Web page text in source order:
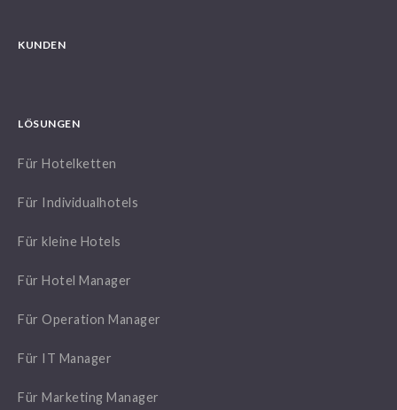
KUNDEN
LÖSUNGEN
Für Hotelketten
Für Individualhotels
Für kleine Hotels
Für Hotel Manager
Für Operation Manager
Für IT Manager
Für Marketing Manager